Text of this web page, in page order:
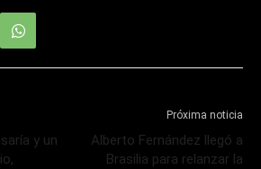
y un
Próxima noticia
Alberto Fernández llegó a
Brasilia para relanzar la